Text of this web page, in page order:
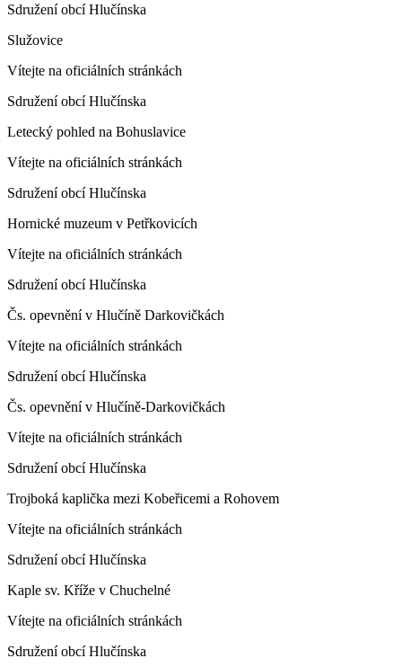
Sdružení obcí Hlučínska
Služovice
Vítejte na oficiálních stránkách
Sdružení obcí Hlučínska
Letecký pohled na Bohuslavice
Vítejte na oficiálních stránkách
Sdružení obcí Hlučínska
Hornické muzeum v Petřkovicích
Vítejte na oficiálních stránkách
Sdružení obcí Hlučínska
Čs. opevnění v Hlučíně Darkovičkách
Vítejte na oficiálních stránkách
Sdružení obcí Hlučínska
Čs. opevnění v Hlučíně-Darkovičkách
Vítejte na oficiálních stránkách
Sdružení obcí Hlučínska
Trojboká kaplička mezi Kobeřicemi a Rohovem
Vítejte na oficiálních stránkách
Sdružení obcí Hlučínska
Kaple sv. Kříže v Chuchelné
Vítejte na oficiálních stránkách
Sdružení obcí Hlučínska